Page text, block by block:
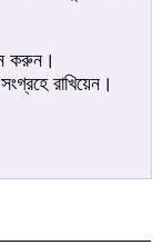
করুন।
রাখিয়েন।